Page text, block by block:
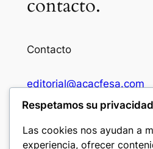
contacto.
Contacto
editorial@acacfesa.com
Respetamos su privacidad
Las cookies nos ayudan a
experiencia, ofrecer